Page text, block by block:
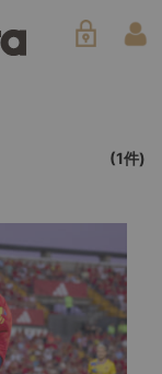
(1件)